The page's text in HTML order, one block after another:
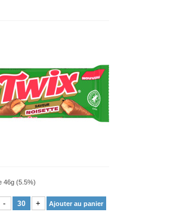
46g (5.5%)
- + Ajouter au panier